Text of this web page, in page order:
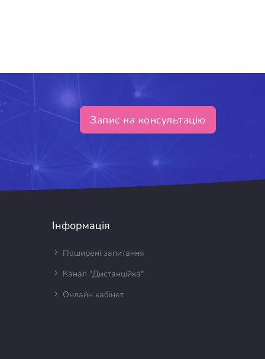
Запис на консультацію
Інформація
Поширені запитання
Канал "Дистанційка"
Онлайн кабінет